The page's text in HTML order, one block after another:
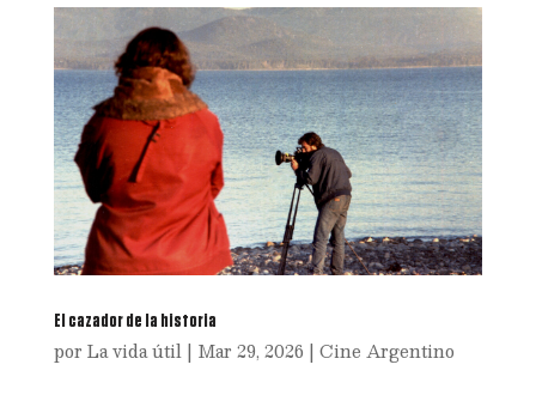
El cazador de la historia
por La vida útil| Mar 29, 2026 | Cine Argentino